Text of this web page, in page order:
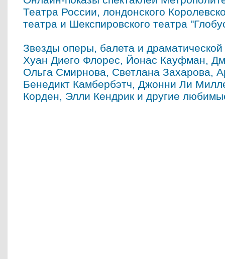
Театра России, лондонского
театра и Шекспировского театра
Звезды оперы, балета и
Хуан Диего Флорес, Йонас Кауфман,
Ольга Смирнова, Светлана Захарова,
Бенедикт Камбербэтч, Джонни Ли
Корден, Элли Кендрик и другие